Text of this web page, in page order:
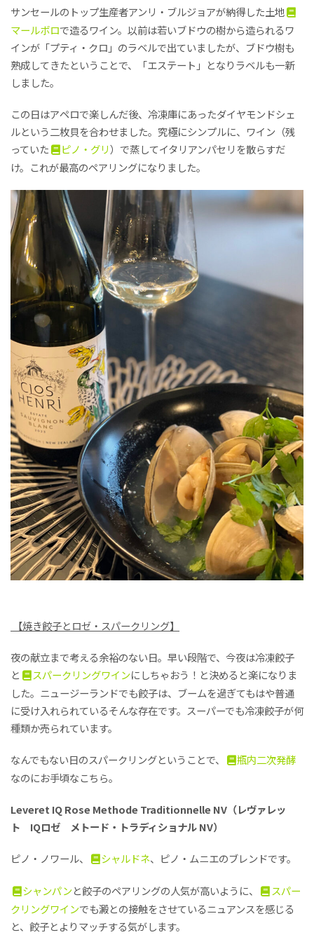
サンセールのトップ生産者アンリ・ブルジョアが納得した土地
マールボロで造るワイン。以前は若いブドウの樹から造られるワ
インが「プティ・クロ」のラベルで出ていましたが、ブドウ樹も
熟成してきたということで、「エステート」となりラベルも一新
しました。
この日はアペロで楽しんだ後、冷凍庫にあったダイヤモンドシェ
ルという二枚貝を合わせました。究極にシンプルに、ワイン（残
っていた
ピノ・グリ）で蒸してイタリアンパセリを散らすだ
け。これが最高のペアリングになりました。
【焼き餃子とロゼ・スパークリング】
夜の献立まで考える余裕のない日。早い段階で、今夜は冷凍餃子
と
スパークリングワインにしちゃおう！と決めると楽になりま
した。ニュージーランドでも餃子は、ブームを過ぎてもはや普通
に受け入れられているそんな存在です。スーパーでも冷凍餃子が何
種類か売られています。
なんでもない日のスパークリングということで、
瓶内二次発酵
なのにお手頃なこちら。
Leveret IQ Rose Methode Traditionnelle NV（レヴァレッ
ト IQロゼ メトード・トラディショナル NV）
ピノ・ノワール、 シャルドネ、ピノ・ムニエのブレンドです。
シャンパンと餃子のペアリングの人気が高いように、
スパー
クリングワインでも澱との接触をさせているニュアンスを感じる
と、餃子とよりマッチする気がします。